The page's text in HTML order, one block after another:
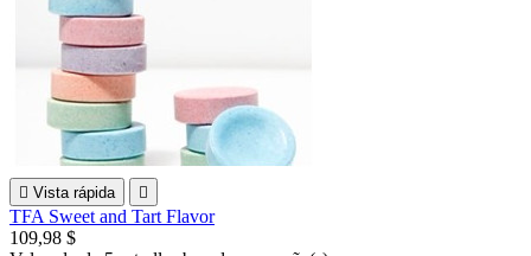
 Vista rápida 
TFA Sweet and Tart Flavor
109,98 $